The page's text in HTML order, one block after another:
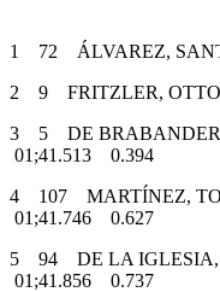
1 72 ÁLVAREZ,
2 9 FRITZLER,
3 5 DE
01;41.513 0.394
4 107 MARTÍNEZ,
01;41.746 0.627
5 94 DE LA
01;41.856 0.737